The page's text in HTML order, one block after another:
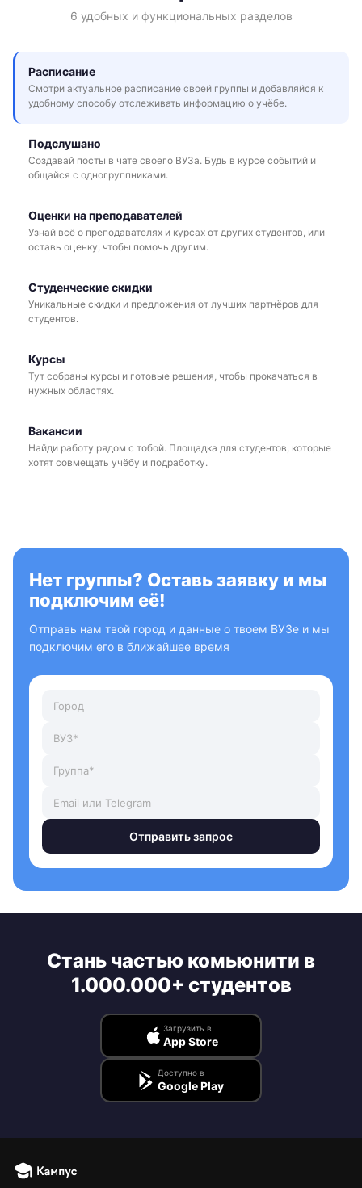
6 удобных и функциональных разделов
Расписание
Смотри актуальное расписание своей группы и добавляйся к
удобному способу отслеживать информацию о учёбе.
Подслушано
Создавай посты в чате своего ВУЗа. Будь в курсе событий и
общайся с одногруппниками.
Оценки на преподавателей
Узнай всё о преподавателях и курсах от других студентов, или
оставь оценку, чтобы помочь другим.
Студенческие скидки
Уникальные скидки и предложения от лучших партнёров для
студентов.
Курсы
Тут собраны курсы и готовые решения, чтобы прокачаться в
нужных областях.
Вакансии
Найди работу рядом с тобой. Площадка для студентов, которые
хотят совмещать учёбу и подработку.
Нет группы? Оставь заявку и мы
подключим её!
Отправь нам твой город и данные о твоем ВУЗе и мы
подключим его в ближайшее время
Отправить запрос
Стань частью комьюнити в
1.000.000+ студентов
Загрузить в
App Store
Доступно в
Google Play